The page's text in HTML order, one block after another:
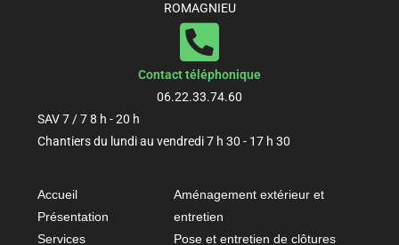
ROMAGNIEU
Contact téléphonique
06.22.33.74.60
SAV 7 / 7 8 h - 20 h
Chantiers du lundi au vendredi 7 h 30 - 17 h 30
Accueil
Présentation
Services
Aménagement extérieur et
entretien
Pose et entretien de clôtures